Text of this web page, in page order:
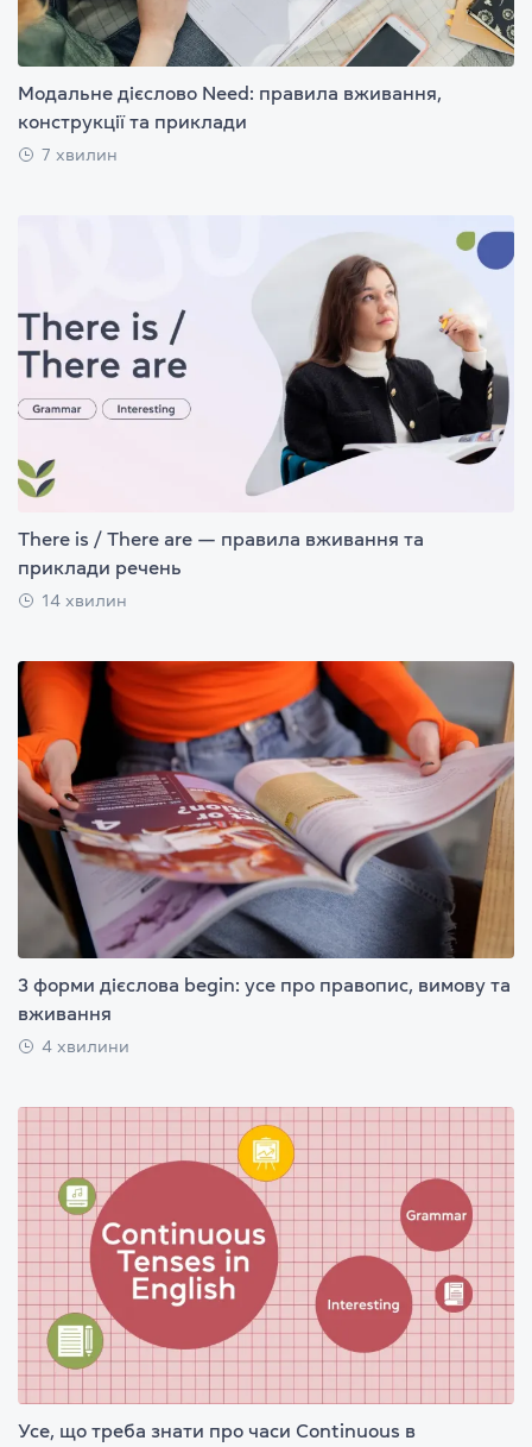
Модальне дієслово Need: правила вживання,
конструкції та приклади
7 хвилин
There is / There are — правила вживання та
приклади речень
14 хвилин
3 форми дієслова begin: усе про правопис, вимову та
вживання
4 хвилини
Усе, що треба знати про часи Continuous в